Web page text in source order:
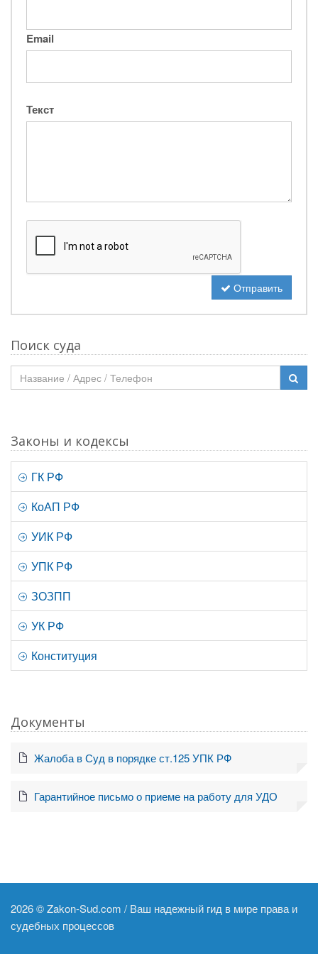
Email
Текст
Отправить
Поиск суда
Законы и кодексы
ГК РФ
КоАП РФ
УИК РФ
УПК РФ
ЗОЗПП
УК РФ
Конституция
Документы
Жалоба в Суд в порядке ст.125 УПК РФ
Гарантийное письмо о приеме на работу для УДО
2026 ©Zakon-Sud.com / Ваш надежный гид в мире права и
судебных процессов